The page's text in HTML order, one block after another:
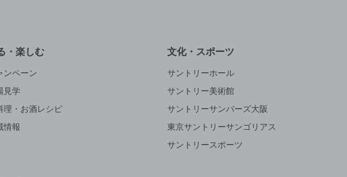
・楽しむ
ンペーン
見学
理・お酒レシピ
情報
文化・スポーツ
サントリーホール
サントリー美術館
サントリーサンバーズ大阪
東京サントリーサンゴリアス
サントリースポーツ